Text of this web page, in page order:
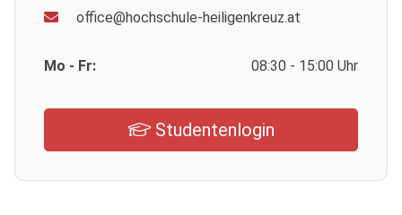
office@hochschule-heiligenkreuz.at
Mo - Fr: 08:30 - 15:00 Uhr
Studentenlogin